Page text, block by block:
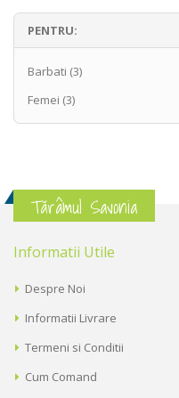
PENTRU:
Barbati (3)
Femei (3)
Tărâmul Savonia
Informatii Utile
Despre Noi
Informatii Livrare
Termeni si Conditii
Cum Comand